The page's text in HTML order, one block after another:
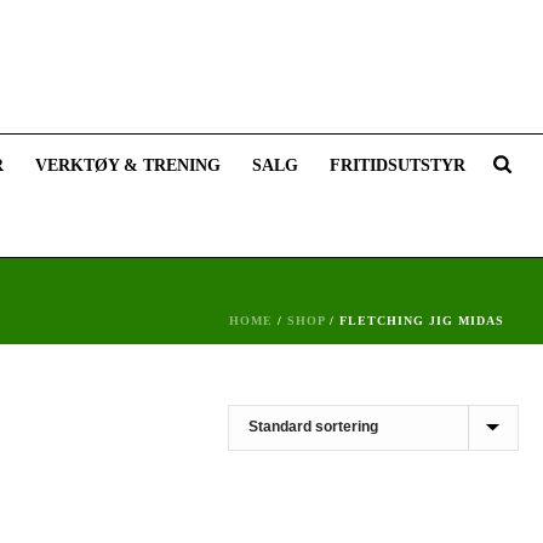
VERKTØY & TRENING SALG FRITIDSUTSTYR
HOME / SHOP / FLETCHING JIG MIDAS